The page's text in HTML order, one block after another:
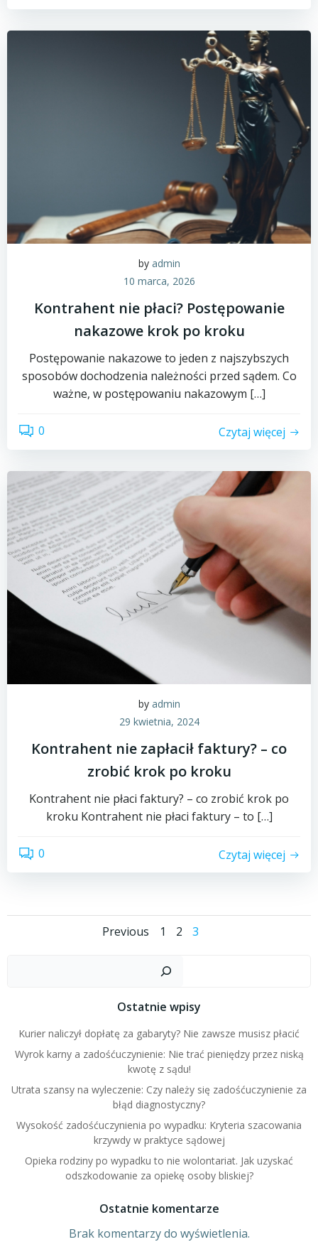
by admin
10 marca, 2026
Kontrahent nie płaci? Postępowanie
nakazowe krok po kroku
Postępowanie nakazowe to jeden z najszybszych
sposobów dochodzenia należności przed sądem. Co
ważne, w postępowaniu nakazowym […]
0 Czytaj więcej
by admin
29 kwietnia, 2024
Kontrahent nie zapłacił faktury? – co
zrobić krok po kroku
Kontrahent nie płaci faktury? – co zrobić krok po
kroku Kontrahent nie płaci faktury – to […]
0 Czytaj więcej
Posts
navigation
Previous
Posts
navigation
Page
1 Page
2 Page
3
Ostatnie wpisy
Kurier naliczył dopłatę za gabaryty? Nie zawsze musisz płacić
Wyrok karny a zadośćuczynienie: Nie trać pieniędzy przez niską
kwotę z sądu!
Utrata szansy na wyleczenie: Czy należy się zadośćuczynienie za
błąd diagnostyczny?
Wysokość zadośćuczynienia po wypadku: Kryteria szacowania
krzywdy w praktyce sądowej
Opieka rodziny po wypadku to nie wolontariat. Jak uzyskać
odszkodowanie za opiekę osoby bliskiej?
Ostatnie komentarze
Brak komentarzy do wyświetlenia.